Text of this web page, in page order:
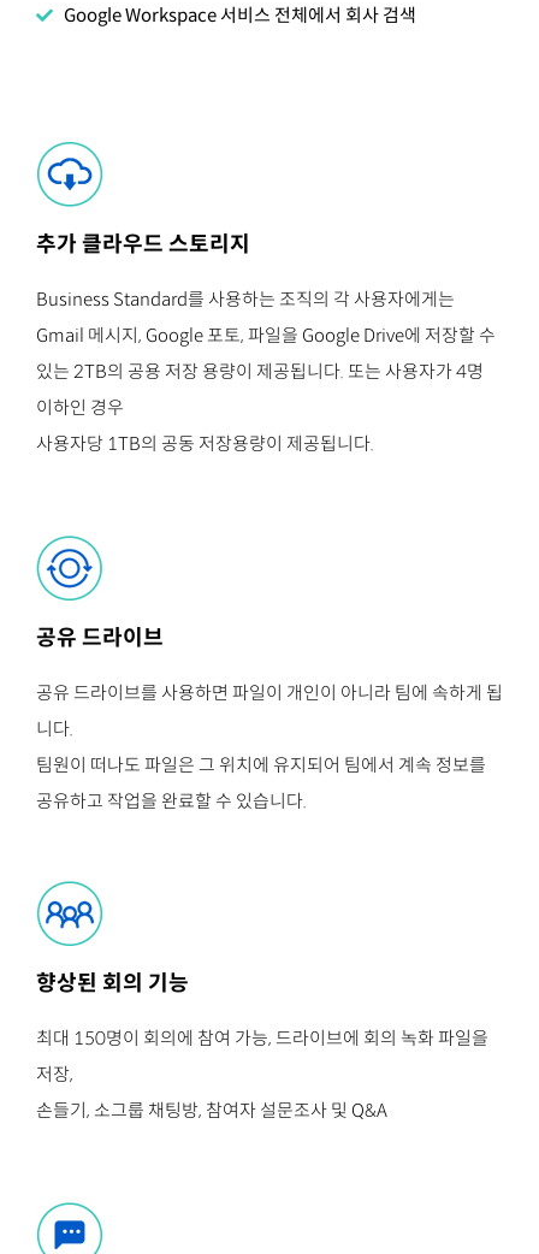
Google Workspace 서비스 전체에서 회사 검색
추가 클라우드 스토리지
Business Standard를 사용하는 조직의 각 사용자에게는
Gmail 메시지, Google 포토, 파일을 Google Drive에 저장할 수
있는 2TB의 공용 저장 용량이 제공됩니다. 또는 사용자가 4명
이하인 경우
사용자당 1TB의 공동 저장용량이 제공됩니다.
공유 드라이브
공유 드라이브를 사용하면 파일이 개인이 아니라 팀에 속하게 됩
니다.
팀원이 떠나도 파일은 그 위치에 유지되어 팀에서 계속 정보를
공유하고 작업을 완료할 수 있습니다.
향상된 회의 기능
최대 150명이 회의에 참여 가능, 드라이브에 회의 녹화 파일을
저장,
손들기, 소그룹 채팅방, 참여자 설문조사 및 Q&A